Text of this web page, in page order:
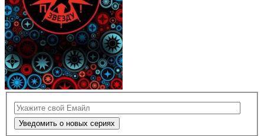
Уведомить о новых сериях